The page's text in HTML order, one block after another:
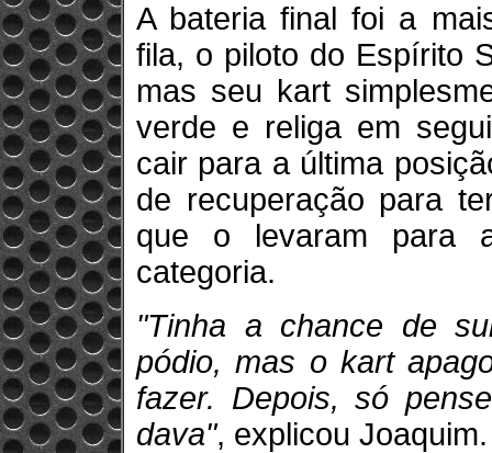
A bateria final foi a
fila, o piloto do Espírito
mas seu kart
verde e religa em
cair para a última
de recuperação para
que o levaram para
categoria.
"Tinha a chance de
pódio, mas o kart
fazer. Depois, só
dava", explicou Joaquim.